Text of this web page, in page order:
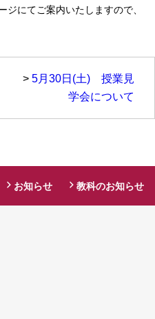
にてご案内いたしますので、
> 5月30日(土) 授業見
学会について
お知らせ 教科のお知らせ